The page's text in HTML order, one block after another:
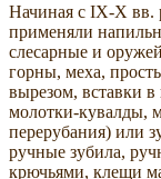
Начиная с IX-X вв.
применяли
слесарные и
горны, меха,
вырезом, вставки
молотки-кувалды,
перерубания) или
ручные зубила,
крючьями, клещи